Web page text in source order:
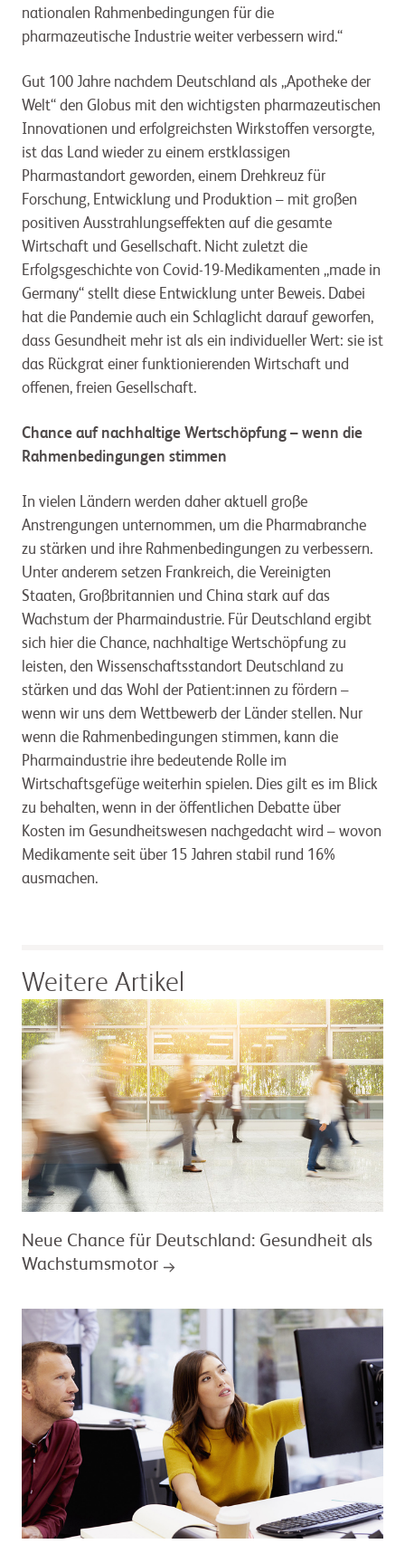
nationalen Rahmenbedingungen für die
pharmazeutische Industrie weiter verbessern wird.“
Gut 100 Jahre nachdem Deutschland als „Apotheke der
Welt“ den Globus mit den wichtigsten pharmazeutischen
Innovationen und erfolgreichsten Wirkstoffen versorgte,
ist das Land wieder zu einem erstklassigen
Pharmastandort geworden, einem Drehkreuz für
Forschung, Entwicklung und Produktion – mit großen
positiven Ausstrahlungseffekten auf die gesamte
Wirtschaft und Gesellschaft. Nicht zuletzt die
Erfolgsgeschichte von Covid-19-Medikamenten „made in
Germany“ stellt diese Entwicklung unter Beweis. Dabei
hat die Pandemie auch ein Schlaglicht darauf geworfen,
dass Gesundheit mehr ist als ein individueller Wert: sie ist
das Rückgrat einer funktionierenden Wirtschaft und
offenen, freien Gesellschaft.
Chance auf nachhaltige Wertschöpfung – wenn die
Rahmenbedingungen stimmen
In vielen Ländern werden daher aktuell große
Anstrengungen unternommen, um die Pharmabranche
zu stärken und ihre Rahmenbedingungen zu verbessern.
Unter anderem setzen Frankreich, die Vereinigten
Staaten, Großbritannien und China stark auf das
Wachstum der Pharmaindustrie. Für Deutschland ergibt
sich hier die Chance, nachhaltige Wertschöpfung zu
leisten, den Wissenschaftsstandort Deutschland zu
stärken und das Wohl der Patient:innen zu fördern –
wenn wir uns dem Wettbewerb der Länder stellen. Nur
wenn die Rahmenbedingungen stimmen, kann die
Pharmaindustrie ihre bedeutende Rolle im
Wirtschaftsgefüge weiterhin spielen. Dies gilt es im Blick
zu behalten, wenn in der öffentlichen Debatte über
Kosten im Gesundheitswesen nachgedacht wird – wovon
Medikamente seit über 15 Jahren stabil rund 16%
ausmachen.
Weitere Artikel
Neue Chance für Deutschland: Gesundheit als
Wachstumsmotor